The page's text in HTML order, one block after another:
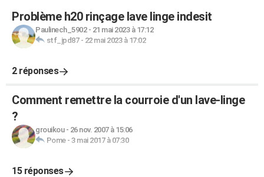
Problème h20 rinçage lave linge indesit
Paulinech_5902- 21 mai 2023 à 17:12
stf_jpd87- 22 mai 2023 à 17:02
2 réponses
Comment remettre la courroie d'un lave-linge
?
grouikou- 26 nov. 2007 à 15:06
Pome- 3 mai 2017 à 07:30
15 réponses